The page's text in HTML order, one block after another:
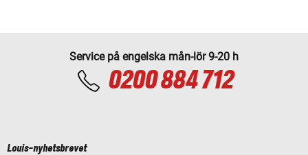
Service på engelska mån-lör 9-20 h
0200 884 712
Louis-nyhetsbrevet